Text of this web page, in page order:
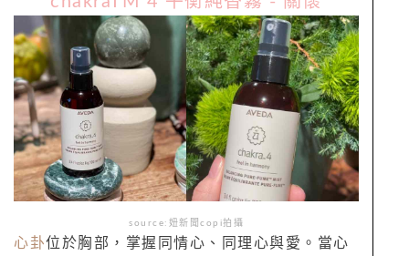
source:妞新聞copi拍攝
心卦位於胸部，掌握同情心、同理心與愛。當心